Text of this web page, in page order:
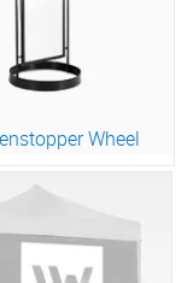
Wheel